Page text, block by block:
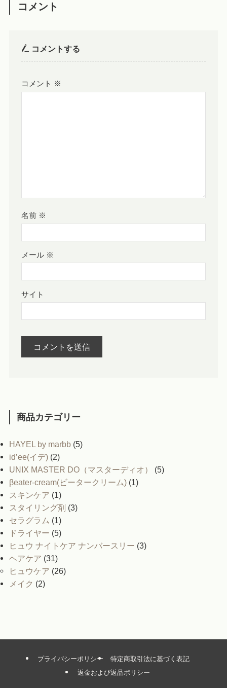
コメント
コメントする
コメント ※
名前 ※
メール ※
サイト
商品カテゴリー
HAYEL by marbb (5)
id’ee(イデ) (2)
UNIX MASTER DO（マスターディオ）
(5)
βeater-cream(ビータークリーム) (1)
スキンケア (1)
スタイリング剤 (3)
セラグラム (1)
ドライヤー (5)
ヒュウ ナイトケア ナンバースリー (3)
ヘアケア (31)
ヒュウケア (26)
メイク (2)
プライバシーポリシー
特定商取引法に基づく表記
返金および返品ポリシー